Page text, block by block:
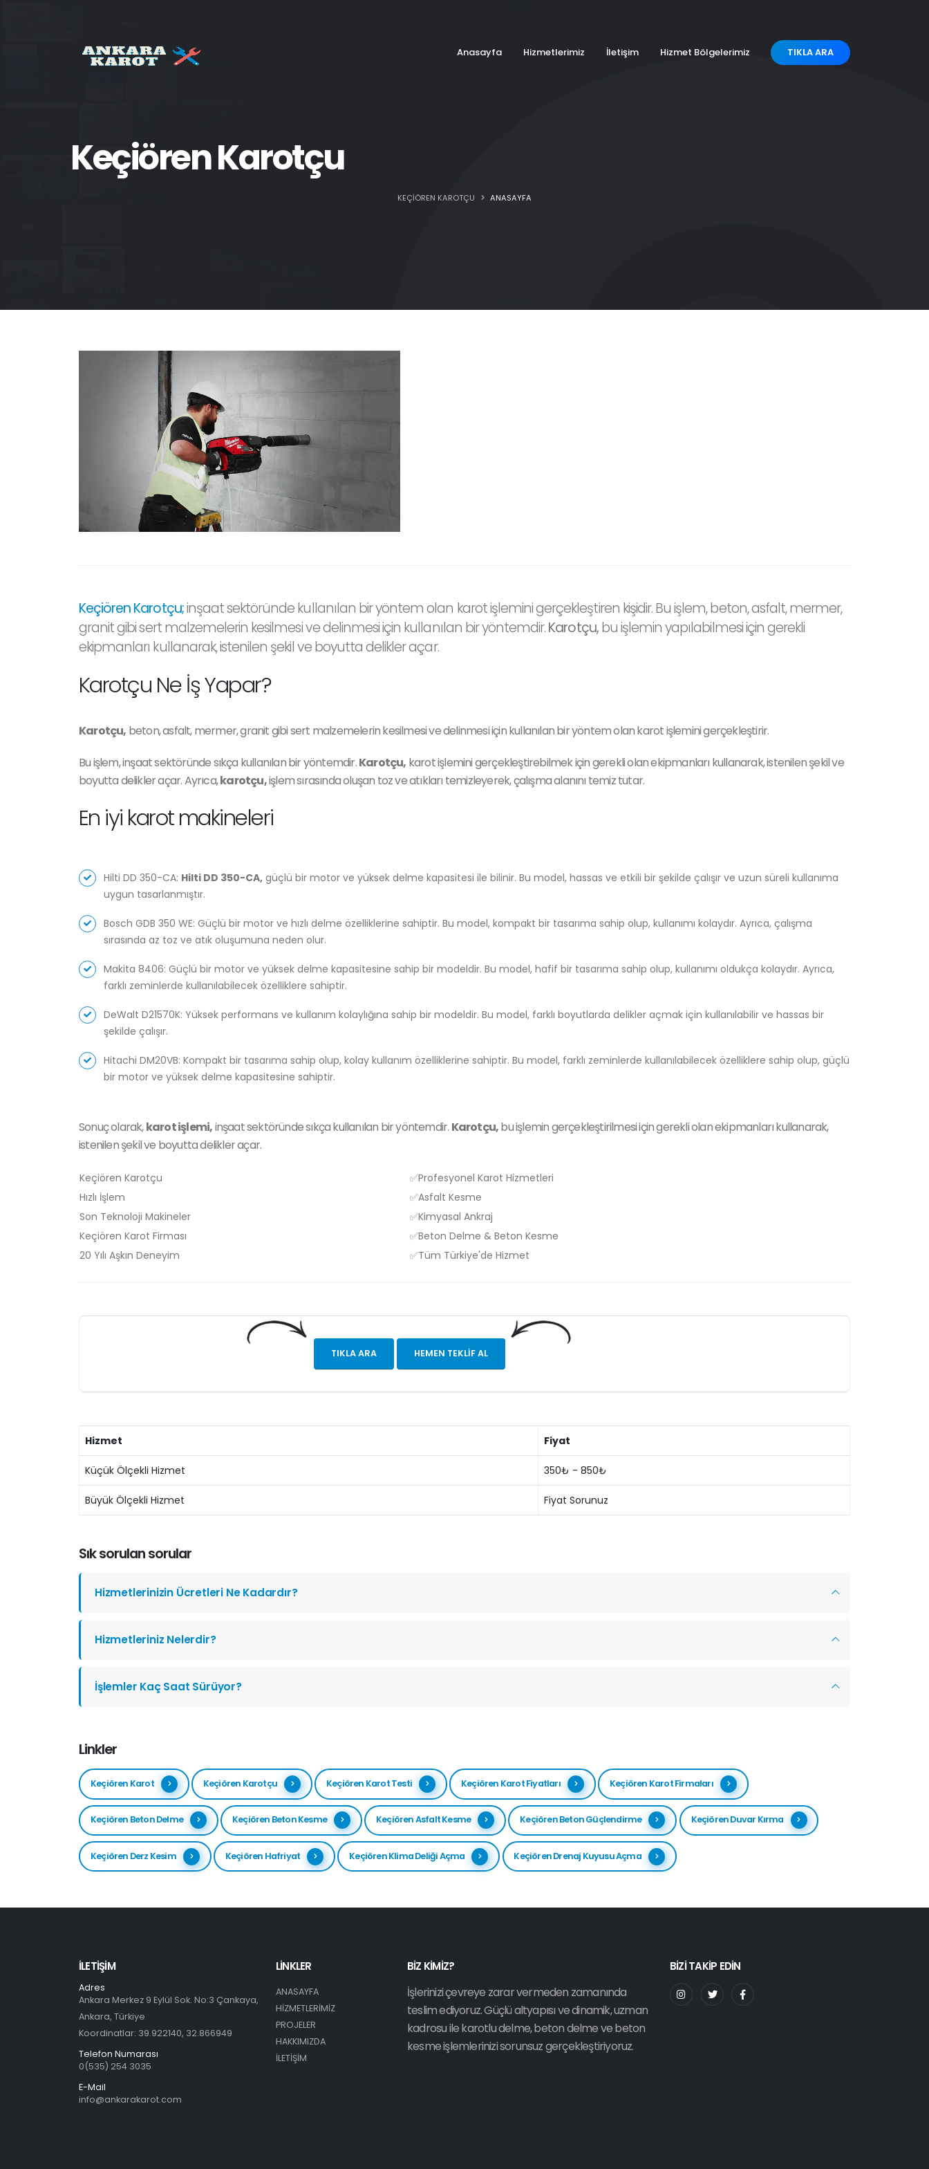
Anasayfa Hizmetlerimiz İletişim Hizmet Bölgelerimiz TIKLA ARA
Keçiören Karotçu
KEÇIÖREN KAROTÇU ANASAYFA
Keçiören Karotçu;inşaat sektöründe kullanılan bir yöntem olan karot işlemini gerçekleştiren kişidir. Bu işlem, beton, asfalt, mermer,
granit gibi sert malzemelerin kesilmesi ve delinmesi için kullanılan bir yöntemdir.Karotçu,bu işlemin yapılabilmesi için gerekli
ekipmanları kullanarak, istenilen şekil ve boyutta delikler açar.
Karotçu Ne İş Yapar?
Karotçu, beton, asfalt, mermer, granit gibi sert malzemelerin kesilmesi ve delinmesi için kullanılan bir yöntem olan karot işlemini gerçekleştirir.
Bu işlem, inşaat sektöründe sıkça kullanılan bir yöntemdir.Karotçu, karot işlemini gerçekleştirebilmek için gerekli olan ekipmanları kullanarak, istenilen şekil ve
boyutta delikler açar. Ayrıca,karotçu,işlem sırasında oluşan toz ve atıkları temizleyerek, çalışma alanını temiz tutar.
En iyi karot makineleri
Hilti DD 350-CA: Hilti DD 350-CA, güçlü bir motor ve yüksek delme kapasitesi ile bilinir. Bu model, hassas ve etkili bir şekilde çalışır ve uzun süreli kullanıma
uygun tasarlanmıştır.
Bosch GDB 350 WE: Güçlü bir motor ve hızlı delme özelliklerine sahiptir. Bu model, kompakt bir tasarıma sahip olup, kullanımı kolaydır. Ayrıca, çalışma
sırasında az toz ve atık oluşumuna neden olur.
Makita 8406: Güçlü bir motor ve yüksek delme kapasitesine sahip bir modeldir. Bu model, hafif bir tasarıma sahip olup, kullanımı oldukça kolaydır. Ayrıca,
farklı zeminlerde kullanılabilecek özelliklere sahiptir.
DeWalt D21570K: Yüksek performans ve kullanım kolaylığına sahip bir modeldir. Bu model, farklı boyutlarda delikler açmak için kullanılabilir ve hassas bir
şekilde çalışır.
Hitachi DM20VB: Kompakt bir tasarıma sahip olup, kolay kullanım özelliklerine sahiptir. Bu model, farklı zeminlerde kullanılabilecek özelliklere sahip olup, güçlü
bir motor ve yüksek delme kapasitesine sahiptir.
Sonuç olarak,karot işlemi,inşaat sektöründe sıkça kullanılan bir yöntemdir. Karotçu,bu işlemin gerçekleştirilmesi için gerekli olan ekipmanları kullanarak,
istenilen şekil ve boyutta delikler açar.
Keçiören Karotçu
✅Profesyonel Karot Hizmetleri
Hızlı İşlem
✅Asfalt Kesme
Son Teknoloji Makineler
✅Kimyasal Ankraj
Keçiören Karot Firması
✅Beton Delme & Beton Kesme
20 Yılı Aşkın Deneyim
✅Tüm Türkiye'de Hizmet
TIKLA ARA HEMEN TEKLIF AL
Hizmet Fiyat
Küçük Ölçekli Hizmet 350₺ - 850₺
Büyük Ölçekli Hizmet Fiyat Sorunuz
Sık sorulan sorular
Hizmetlerinizin Ücretleri Ne Kadardır?
Hizmetleriniz Nelerdir?
İşlemler Kaç Saat Sürüyor?
Linkler
Keçiören Karot Keçiören Karotçu Keçiören Karot Testi Keçiören Karot Fiyatları Keçiören Karot Firmaları
Keçiören Beton Delme Keçiören Beton Kesme Keçiören Asfalt Kesme Keçiören Beton Güçlendirme Keçiören Duvar Kırma
Keçiören Derz Kesim Keçiören Hafriyat Keçiören Klima Deliği Açma Keçiören Drenaj Kuyusu Açma
İLETIŞIM
Adres
Ankara Merkez 9 Eylül Sok. No:3 Çankaya,
Ankara, Türkiye
Koordinatlar: 39.922140, 32.866949
Telefon Numarası
0(535) 254 3035
E-Mail
info@ankarakarot.com
LİNKLER
ANASAYFA
HİZMETLERİMİZ
PROJELER
HAKKIMIZDA
İLETİŞİM
BİZ KİMİZ?
İşlerinizi çevreye zarar vermeden zamanında
teslim ediyoruz. Güçlü altyapısı ve dinamik, uzman
kadrosu ile karotlu delme, beton delme ve beton
kesme işlemlerinizi sorunsuz gerçekleştiriyoruz.
BİZİ TAKİP EDİN